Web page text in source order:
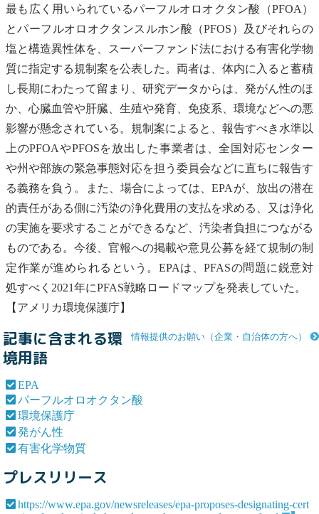
最も広く用いられているパーフルオロオクタン酸 （PFOA）
とパーフルオロオクタンスルホン酸（PFOS）及びそれらの
塩と構造異性体を、スーパーファンド法における有害化学物
質に指定する規制案を公表した。両者は、体内に入ると蓄積
し長期にわたって留まり、研究データからは、 発がん性のほ
か、心臓血管や肝臓、生殖や発育、免疫系、環境などへの悪
影響が懸念されている。規制案によると、報告すべき水準以
上のPFOAやPFOSを放出した事業者は、全国対応センター
や州や部族の緊急事態対応を担う委員会などに直ちに報告す
る義務を負う。また、場合によっては、EPA が、放出の潜在
的責任がある側に汚染の浄化費用の支払を求める、又は浄化
の実施を要求することができるなど、汚染者負担につながる
ものである。今後、官報への掲載や意見公募を経て規制の制
定作業が進められるという。 EPAは、PFASの問題に鋭意対
処すべく2021年にPFAS戦略ロードマップを発表していた。
【アメリカ環境保護庁】
情報提供のお願い（企業・自治体の方へ）
記事に含まれる環
境用語
EPA
パーフルオロオクタン酸
環境保護庁
発がん性
有害化学物質
プレスリリース
https://www.epa.gov/newsreleases/epa-proposes-designating-cert